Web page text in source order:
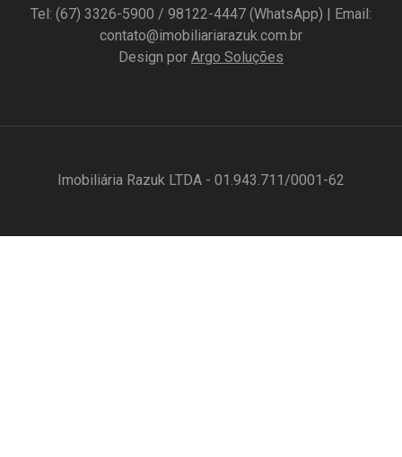
Tel: (67) 3326-5900 / 98122-4447 (WhatsApp) | Email:
contato@imobiliariarazuk.com.br
Design por Argo Soluções
Imobiliária Razuk LTDA - 01.943.711/0001-62